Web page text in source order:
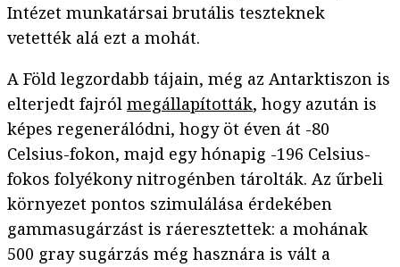
Intézet munkatársai brutális teszteknek
vetették alá ezt a mohát.
A Föld legzordabb tájain, még az Antarktiszon is
elterjedt fajról megállapították, hogy azután is
képes regenerálódni, hogy öt éven át -80
Celsius-fokon, majd egy hónapig -196 Celsius-
fokos folyékony nitrogénben tárolták. Az űrbeli
környezet pontos szimulálása érdekében
gammasugárzást is ráeresztettek: a mohának
500 gray sugárzás még hasznára is vált a